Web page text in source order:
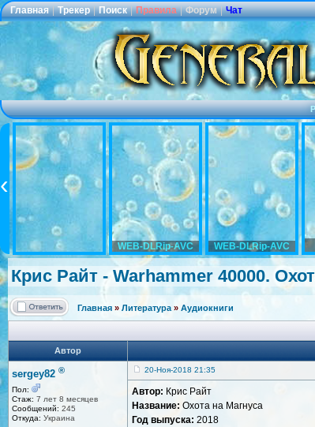
Главная | Трекер | Поиск | Правила | Форум | Чат
WEB-DLRip-AVC WEB-DLRip-AVC
Крис Райт - Warhammer 40000.
Главная » Литература » Аудиокниги
Автор
sergey82 ®
Пол:
Стаж: 7 лет 8 месяцев
Сообщений: 245
Откуда: Украина
20-Ноя-2018 21:35
Автор: Крис Райт
Название: Охота на Магнуса
Год выпуска: 2018